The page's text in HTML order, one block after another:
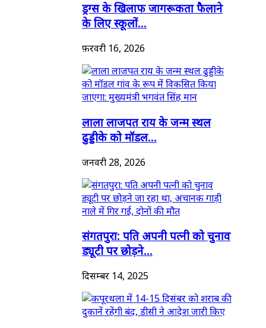
ड्रग्स के खिलाफ जागरूकता फैलाने
के लिए स्कूलों...
फ़रवरी 16, 2026
लाला लाजपत राय के जन्म स्थल
ढुड्डीके को मॉडल...
जनवरी 28, 2026
संगतपुरा: पति अपनी पत्नी को चुनाव
ड्यूटी पर छोड़ने...
दिसम्बर 14, 2025